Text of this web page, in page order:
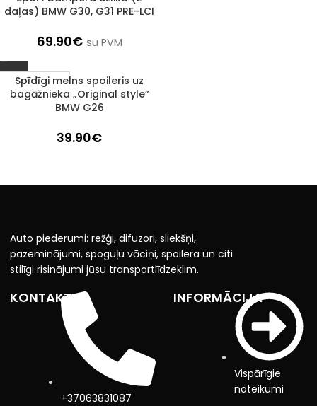
daļas) BMW G30, G31 PRE-LCI
69.90€ su PVM
1–3 D. D.
Spīdīgi melns spoileris uz
bagāžnieka „Original style”
BMW G26
39.90€
Auto piederumi: režģi, difuzori, sliekšņi,
pazeminājumi, spoguļu vāciņi, spoilera un citi
stilīgi risinājumi jūsu transportlīdzeklim.
KONTAKTI
+37063831087
INFORMĀCIJA
Vispārīgie
noteikumi